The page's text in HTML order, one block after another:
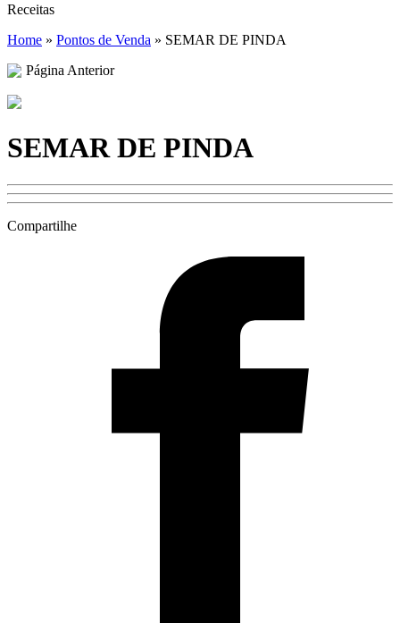
Receitas
Home » Pontos de Venda » SEMAR DE PINDA
Página Anterior
SEMAR DE PINDA
Compartilhe